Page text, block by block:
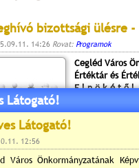
bizottsági ülésre -
14:26 Rovat: Programok
Cegléd Város
Értéktár és
E l n ö k é t ő l
tart, melyre tisztelettel
Látogató!